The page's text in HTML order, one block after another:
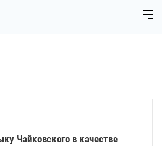
Чайковского в качестве